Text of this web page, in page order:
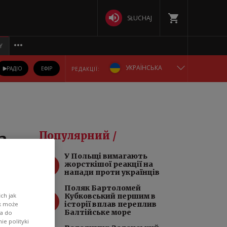
SŁUCHAJ
РАДІО ЕФІР РЕДАКЦІЇ: УКРАЇНСЬКА
БЕЛАРУСКАЯ
DEUTSCH
Популярний /
У Польщі вимагають
жорсткішої реакції на
напади проти українців
Поляк Бартоломей
Кубковський першим в
історії вплав переплив
Балтійське море
jak
może
do
polityki